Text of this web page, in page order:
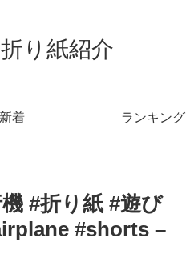
り紙紹介
新着 ランキング
#折り紙 #遊び
#shorts –